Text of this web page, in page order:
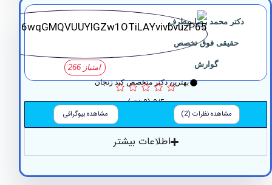
محمد رضا بیطرف
حقیقی فوق تخصص
بهترین دکتر متخصص کبد زنجان
0/5 (0 نظر)
مشاهده نظرات (2) مشاهده بیوگرافی
اطلاعات بیشتر